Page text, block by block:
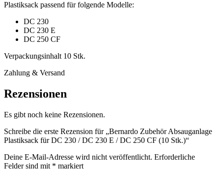
Plastiksack passend für folgende Modelle:
DC 230
DC 230 E
DC 250 CF
Verpackungsinhalt 10 Stk.
Zahlung & Versand
Rezensionen
Es gibt noch keine Rezensionen.
Schreibe die erste Rezension für „Bernardo Zubehör Absauganlage
Plastiksack für DC 230 / DC 230 E / DC 250 CF (10 Stk.)“
Deine E-Mail-Adresse wird nicht veröffentlicht. Erforderliche
Felder sind mit * markiert